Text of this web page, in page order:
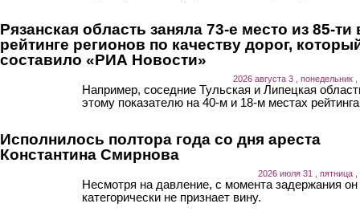
Рязанская область заняла 73-е место из 85-ти
рейтинге регионов по качеству дорог,
составило «РИА Новости»
2026 августа 3 , понедельник ,
Например, соседние Тульская и Липецкая
этому показателю на 40-м и 18-м местах
Исполнилось полтора года со дня ареста
Константина Смирнова
2026 июля 31 , пятница ,
Несмотря на давление, с момента задержания он
категорически не признает вину.